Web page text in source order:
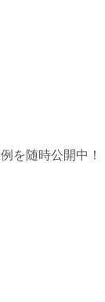
を随時公開中！